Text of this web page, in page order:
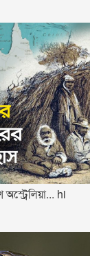
অস্ট্রেলিয়া... hi